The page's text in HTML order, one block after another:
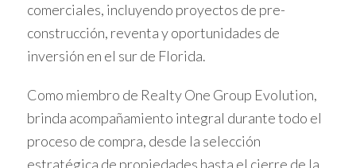
señal de riesgo. Utilizar agencias reconocidas para
obtener estos informes protege tanto al propietario
como al futuro inquilino, respetando siempre las normas
¿Tienes dudas sobre cómo interpretar un
reporte crediticio? No dudes en pedir
asesoría profesional para tomar decisiones
comerciales, incluyendo proyectos de pre-
construcción, reventa y oportunidades de
inversión en el sur de Florida.
Como miembro de Realty One Group Evolution,
brinda acompañamiento integral durante todo el
proceso de compra, desde la selección
estratégica de propiedades hasta el cierre de la